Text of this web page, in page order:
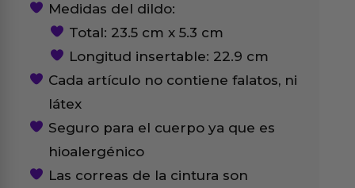
Medidas del dildo:
Total: 23.5 cm x 5.3 cm
Longitud insertable: 22.9 cm
Cada artículo no contiene falatos, ni
látex
Seguro para el cuerpo ya que es
hioalergénico
Las correas de la cintura son